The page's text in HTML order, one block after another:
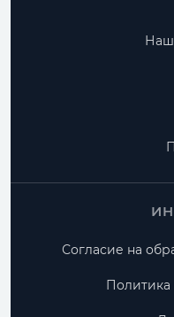
Согласие на
Политика